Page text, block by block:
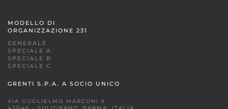
MODELLO DI
ORGANIZZAZIONE 231
GENERALE
SPECIALE A
SPECIALE B
SPECIALE C
GRENTI S.P.A. A SOCIO UNICO
VIA GUGLIELMO MARCONI 6
43046 - SOLIGNANO, PARMA, ITALIA